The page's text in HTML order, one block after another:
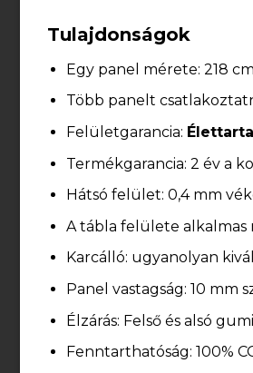
Tulajdonságok
Egy panel mérete: 218
Több panelt
Felületgarancia:
Termékgarancia: 2 év a
Hátsó felület: 0,4 mm
A tábla felülete
Karcálló: ugyanolyan
Panel vastagság: 10 mm
Élzárás: Felső és alsó
Fenntarthatóság: 100%